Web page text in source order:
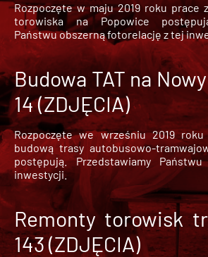
Rozpoczęte w maju 2019 roku prace
torowiska na Popowice
Państwu obszerną fotorelację z tej
Budowa TAT na
14 (ZDJĘCIA)
Rozpoczęte we wrześniu 2019
budową trasy autobusowo-
postępują. Przedstawiamy
inwestycji.
Remonty torowisk
143 (ZDJĘCIA)